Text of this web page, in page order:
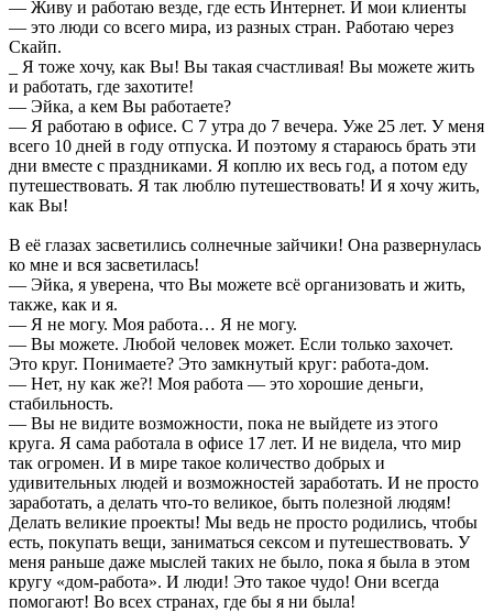
— Живу и работаю везде, где есть Интернет. И мои клиенты
— это люди со всего мира, из разных стран. Работаю через
Скайп.
_ Я тоже хочу, как Вы! Вы такая счастливая! Вы можете жить
и работать, где захотите!
— Эйка, а кем Вы работаете?
— Я работаю в офисе. С 7 утра до 7 вечера. Уже 25 лет. У меня
всего 10 дней в году отпуска. И поэтому я стараюсь брать эти
дни вместе с праздниками. Я коплю их весь год, а потом еду
путешествовать. Я так люблю путешествовать! И я хочу жить,
как Вы!
В её глазах засветились солнечные зайчики! Она развернулась
ко мне и вся засветилась!
— Эйка, я уверена, что Вы можете всё организовать и жить,
также, как и я.
— Я не могу. Моя работа… Я не могу.
— Вы можете. Любой человек может. Если только захочет.
Это круг. Понимаете? Это замкнутый круг: работа-дом.
— Нет, ну как же?! Моя работа — это хорошие деньги,
стабильность.
— Вы не видите возможности, пока не выйдете из этого
круга. Я сама работала в офисе 17 лет. И не видела, что мир
так огромен. И в мире такое количество добрых и
удивительных людей и возможностей заработать. И не просто
заработать, а делать что-то великое, быть полезной людям!
Делать великие проекты! Мы ведь не просто родились, чтобы
есть, покупать вещи, заниматься сексом и путешествовать. У
меня раньше даже мыслей таких не было, пока я была в этом
кругу «дом-работа». И люди! Это такое чудо! Они всегда
помогают! Во всех странах, где бы я ни была!